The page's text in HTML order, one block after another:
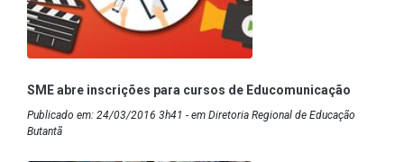
SME abre inscrições para cursos de Educomunicação
Publicado em: 24/03/2016 3h41 - em Diretoria Regional de Educação
Butantã